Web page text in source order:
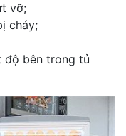
vỡ;
cháy;
độ bên trong tủ